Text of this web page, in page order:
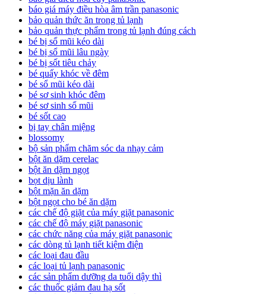
báo giá máy điều hòa âm trần panasonic
bảo quản thức ăn trong tủ lạnh
bảo quản thực phẩm trong tủ lạnh đúng cách
bé bị sổ mũi kéo dài
bé bị sổ mũi lâu ngày
bé bị sốt tiêu chảy
bé quấy khóc về đêm
bé sổ mũi kéo dài
bé sơ sinh khóc đêm
bé sơ sinh sổ mũi
bé sốt cao
bị tay chân miệng
blossomy
bộ sản phẩm chăm sóc da nhạy cảm
bột ăn dặm cerelac
bột ăn dặm ngọt
bọt dịu lành
bột mặn ăn dặm
bột ngọt cho bé ăn dặm
các chế độ giặt của máy giặt panasonic
các chế độ máy giặt panasonic
các chức năng của máy giặt panasonic
các dòng tủ lạnh tiết kiệm điện
các loại đau đầu
các loại tủ lạnh panasonic
các sản phẩm dưỡng da tuổi dậy thì
các thuốc giảm đau hạ sốt